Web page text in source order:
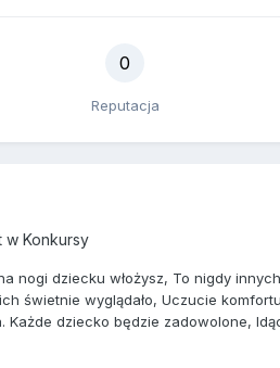
0
Reputacja
w Konkursy
nogi dziecku włożysz, To nigdy
świetnie wyglądało, Uczucie
Każde dziecko będzie zadowolone,